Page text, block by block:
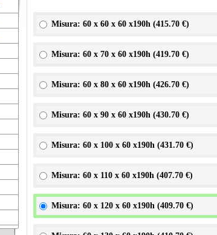
Misura: 60 x 60 x 60 x190h (415.70 €)
Misura: 60 x 70 x 60 x190h (419.70 €)
Misura: 60 x 80 x 60 x190h (426.70 €)
Misura: 60 x 90 x 60 x190h (430.70 €)
Misura: 60 x 100 x 60 x190h (431.70 €)
Misura: 60 x 110 x 60 x190h (407.70 €)
Misura: 60 x 120 x 60 x190h (409.70 €)